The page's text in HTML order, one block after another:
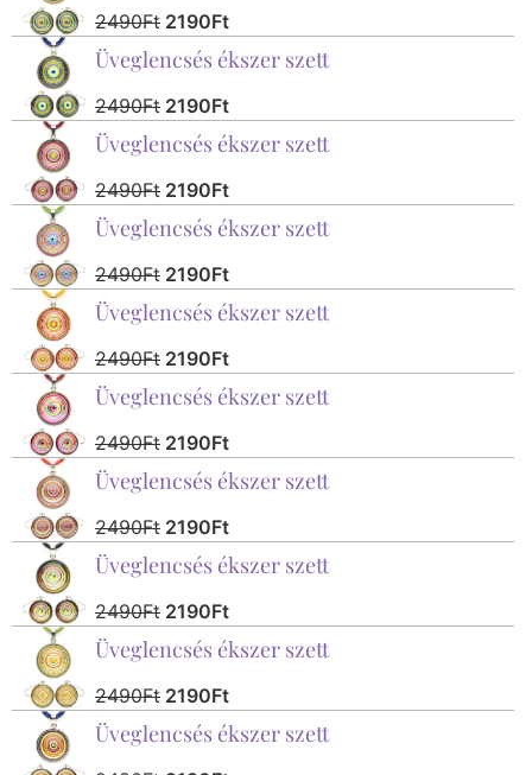
2490Ft 2190Ft
Üveglencsés ékszer szett
2490Ft 2190Ft
Üveglencsés ékszer szett
2490Ft 2190Ft
Üveglencsés ékszer szett
2490Ft 2190Ft
Üveglencsés ékszer szett
2490Ft 2190Ft
Üveglencsés ékszer szett
2490Ft 2190Ft
Üveglencsés ékszer szett
2490Ft 2190Ft
Üveglencsés ékszer szett
2490Ft 2190Ft
Üveglencsés ékszer szett
2490Ft 2190Ft
Üveglencsés ékszer szett